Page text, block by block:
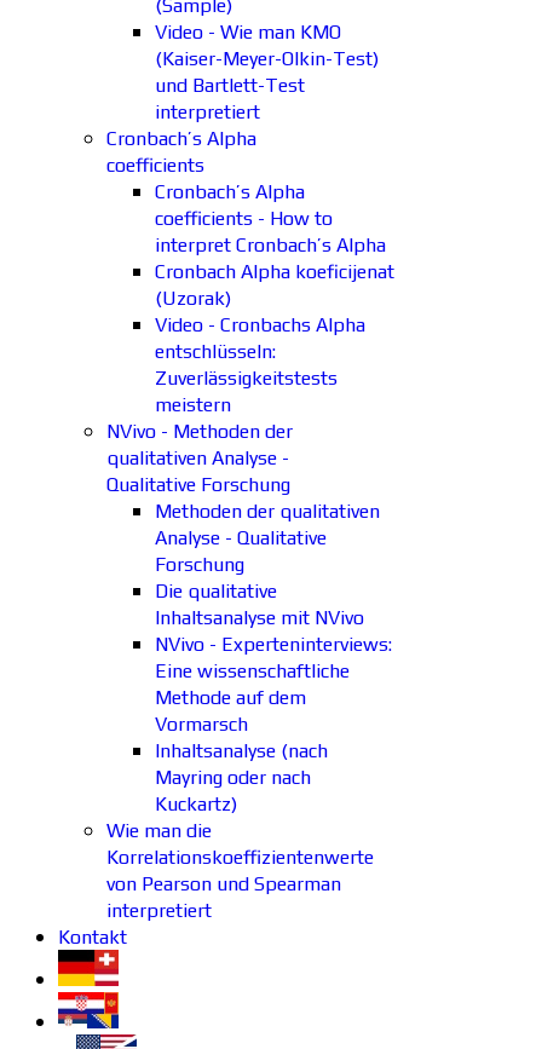
(Sample)
Video - Wie man KMO
(Kaiser-Meyer-Olkin-Test)
und Bartlett-Test
interpretiert
Cronbach’s Alpha
coefficients
Cronbach’s Alpha
coefficients - How to
interpret Cronbach’s Alpha
Cronbach Alpha koeficijenat
(Uzorak)
Video - Cronbachs Alpha
entschlüsseln:
Zuverlässigkeitstests
meistern
NVivo - Methoden der
qualitativen Analyse -
Qualitative Forschung
Methoden der qualitativen
Analyse - Qualitative
Forschung
Die qualitative
Inhaltsanalyse mit NVivo
NVivo - Experteninterviews:
Eine wissenschaftliche
Methode auf dem
Vormarsch
Inhaltsanalyse (nach
Mayring oder nach
Kuckartz)
Wie man die
Korrelationskoeffizientenwerte
von Pearson und Spearman
interpretiert
Kontakt